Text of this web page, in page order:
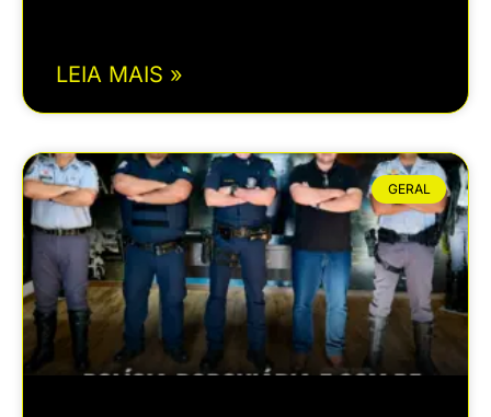
LEIA MAIS »
GERAL